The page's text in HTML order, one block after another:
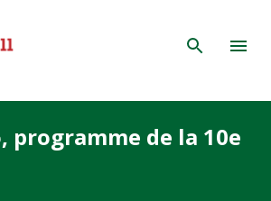
programme de la 10e